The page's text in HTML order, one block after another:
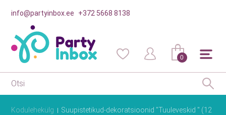
info@partyinbox.ee +372 5668 8138
0
Kodulehekülg
Suupistetikud-dekoratsioonid "Tuuleveskid " (12